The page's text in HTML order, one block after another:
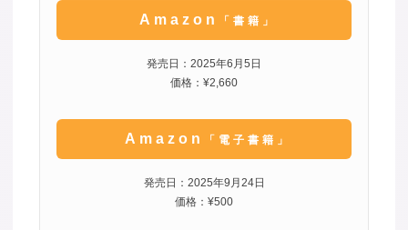
Amazon 「書籍」
発売日：2025年6月5日
価格：¥2,660
Amazon 「電子書籍」
発売日：2025年9月24日
価格：¥500